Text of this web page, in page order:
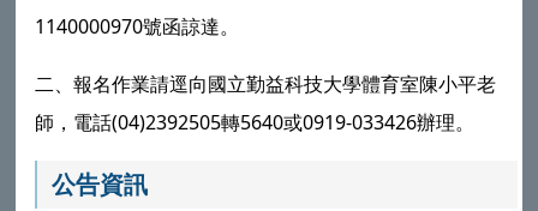
1140000970號函諒達。
二、報名作業請逕向國立勤益科技大學體育室陳小平老
師，電話(04)2392505轉5640或0919-033426辦理。
公告資訊